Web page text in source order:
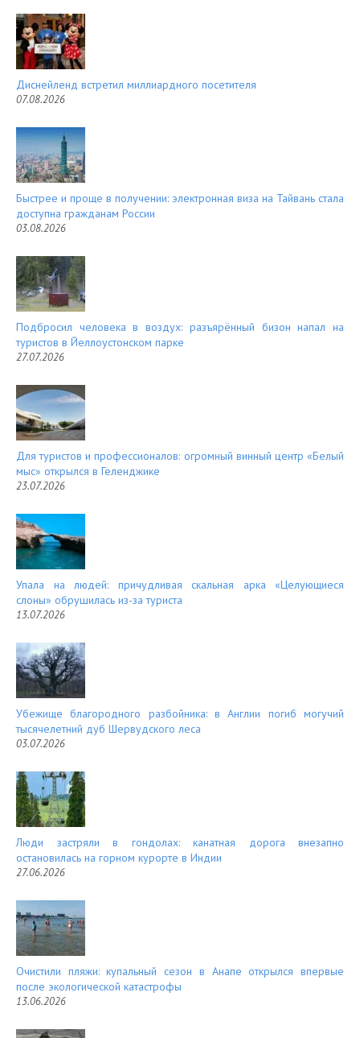
t
Диснейленд встретил миллиардного посетителя
07.08.2026
Быстрее и проще в получении: электронная виза на Тайвань стала
доступна гражданам России
03.08.2026
Подбросил человека в воздух: разъярённый бизон напал на
туристов в Йеллоустонском парке
27.07.2026
Для туристов и профессионалов: огромный винный центр «Белый
мыс» открылся в Геленджике
23.07.2026
Упала на людей: причудливая скальная арка «Целующиеся
слоны» обрушилась из-за туриста
13.07.2026
Убежище благородного разбойника: в Англии погиб могучий
тысячелетний дуб Шервудского леса
03.07.2026
Люди застряли в гондолах: канатная дорога внезапно
остановилась на горном курорте в Индии
27.06.2026
Очистили пляжи: купальный сезон в Анапе открылся впервые
после экологической катастрофы
13.06.2026